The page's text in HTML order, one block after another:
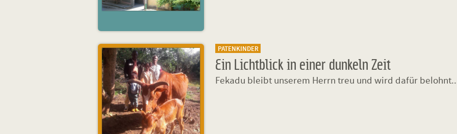
PATENKINDER
Ein Lichtblick in einer dunkeln Zeit
Fekadu bleibt unserem Herrn treu und wird dafür